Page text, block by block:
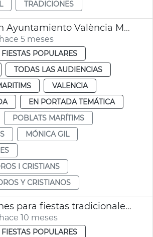
TRADICIONES
Subvención Ayuntamiento València Moros y Cristianos Marítimo
5 meses
POPULARES
TODAS LAS AUDIENCIAS
VALENCIA
EN PORTADA TEMÁTICA
POBLATS MARÍTIMS
MÓNICA GIL
I CRISTIANS
Y CRISTIANOS
Subvenciones para fiestas tradicionales mayor arraigo histórico
10 meses
POPULARES